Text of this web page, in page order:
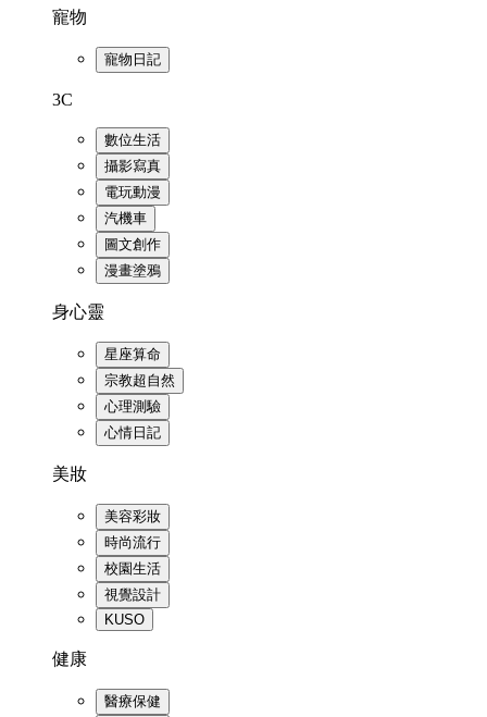
寵物
寵物日記
3C
數位生活
攝影寫真
電玩動漫
汽機車
圖文創作
漫畫塗鴉
身心靈
星座算命
宗教超自然
心理測驗
心情日記
美妝
美容彩妝
時尚流行
校園生活
視覺設計
KUSO
健康
醫療保健